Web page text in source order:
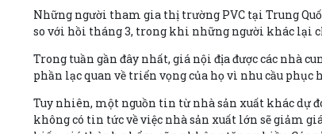
Những người tham gia thị trường PVC tại Trung
so với hồi tháng 3, trong khi những người khác lại
Trong tuần gần đây nhất, giá nội địa được các nhà
phần lạc quan về triển vọng của họ vì nhu cầu phục
Tuy nhiên, một nguồn tin từ nhà sản xuất khác dự
không có tin tức về việc nhà sản xuất lớn sẽ giảm